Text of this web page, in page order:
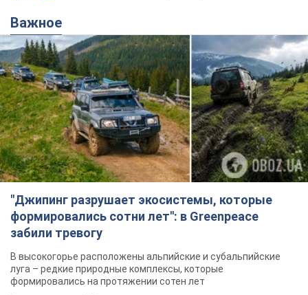
Важное
"Джипинг разрушает экосистемы, которые
формировались сотни лет": в Greenpeace
забили тревогу
В высокогорье расположены альпийские и субальпийские
луга – редкие природные комплексы, которые
формировались на протяжении сотен лет